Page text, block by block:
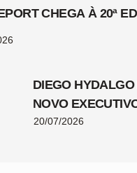
CHEGA À 20ª
DIEGO HYDALGO
NOVO
FUTEBOL DO JEC
20/07/2026